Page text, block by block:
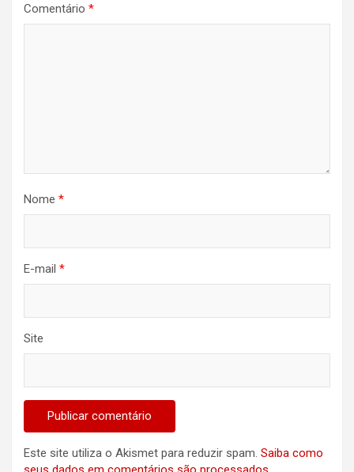
Comentário *
Nome *
E-mail *
Site
Este site utiliza o Akismet para reduzir spam. Saiba como